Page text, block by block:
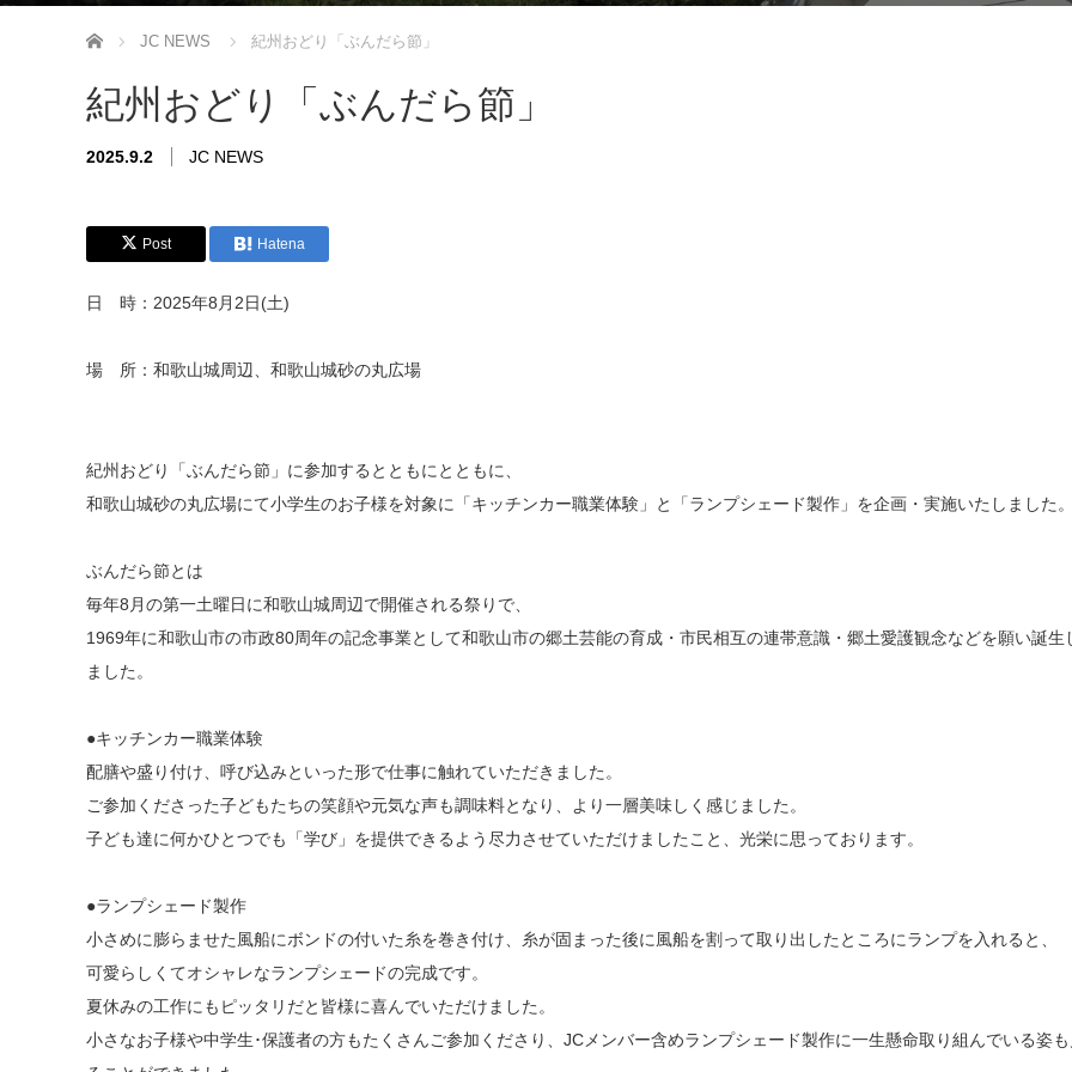
ホーム JC NEWS 紀州おどり「ぶんだら節」
紀州おどり「ぶんだら節」
2025.9.2 JC NEWS
Post Hatena
日 時：2025年8月2日(土)
場 所：和歌山城周辺、和歌山城砂の丸広場
紀州おどり「ぶんだら節」に参加するとともにとともに、
和歌山城砂の丸広場にて小学生のお子様を対象に「キッチンカー職業体験」と「ランプシェード製作」を企画・実施いたしました
ぶんだら節とは
毎年8月の第一土曜日に和歌山城周辺で開催される祭りで、
1969年に和歌山市の市政80周年の記念事業として和歌山市の郷土芸能の育成・市民相互の連帯意識・郷土愛護観念などを願い誕生
ました。
●キッチンカー職業体験
配膳や盛り付け、呼び込みといった形で仕事に触れていただきました。
ご参加くださった子どもたちの笑顔や元気な声も調味料となり、より一層美味しく感じました。
子ども達に何かひとつでも「学び」を提供できるよう尽力させていただけましたこと、光栄に思っております。
●ランプシェード製作
小さめに膨らませた風船にボンドの付いた糸を巻き付け、糸が固まった後に風船を割って取り出したところにランプを入れると、
可愛らしくてオシャレなランプシェードの完成です。
夏休みの工作にもピッタリだと皆様に喜んでいただけました。
小さなお子様や中学生･保護者の方もたくさんご参加くださり、JCメンバー含めランプシェード製作に一生懸命取り組んでいる姿